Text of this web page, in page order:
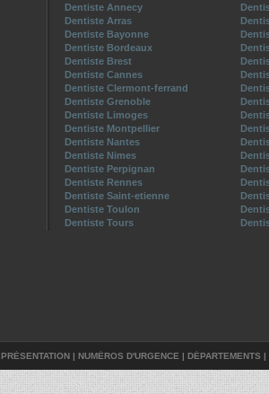
Dentiste Annecy
Dentiste Arras
Dentiste Bayonne
Dentiste Bordeaux
Dentiste Brest
Dentiste Cannes
Dentiste Clermont-ferrand
Dentiste Grenoble
Dentiste Limoges
Dentiste Montpellier
Dentiste Nantes
Dentiste Nimes
Dentiste Perpignan
Dentiste Rennes
Dentiste Saint-etienne
Dentiste Toulon
Dentiste Tours
PRÉSENTATION | NUMÉROS D'URGENCE | DÉPARTEMENTS |